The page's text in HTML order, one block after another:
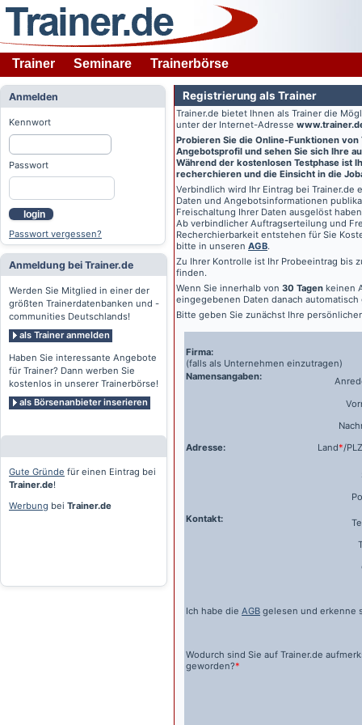
Trainer Seminare Trainerbörse
Anmelden
Kennwort
Passwort
login
Passwort vergessen?
Anmeldung bei Trainer.de
Werden Sie Mitglied in einer der
größten Trainerdatenbanken und -
communities Deutschlands!
als Trainer anmelden
Haben Sie interessante Angebote
für Trainer? Dann werben Sie
kostenlos in unserer Trainerbörse!
als Börsenanbieter inserieren
Gute Gründe für einen Eintrag bei
Trainer.de!
Werbung bei Trainer.de
Registrierung als Trainer
Trainer.de bietet Ihnen als Trainer die
unter der Internet-Adresse
Probieren Sie die Online-Funktionen von
Angebotsprofil und sehen Sie sich Ihre
Während der kostenlosen Testphase ist
recherchieren und die Einsicht in die
Verbindlich wird Ihr Eintrag bei Trainer.de
Daten und Angebotsinformationen
Freischaltung Ihrer Daten ausgelöst
Ab verbindlicher Auftragserteilung und
Recherchierbarkeit entstehen für Sie
bitte in unseren AGB.
Zu Ihrer Kontrolle ist Ihr Probeeintrag bis
finden.
Wenn Sie innerhalb von 30 Tagen keinen
eingegebenen Daten danach automatisch
Bitte geben Sie zunächst Ihre
Firma:
(falls als Unternehmen einzutragen)
Namensangaben:
Adresse:
Land*/PLZ
Kontakt:
Ich habe die AGB gelesen und erkenne
Wodurch sind Sie auf Trainer.de
geworden?*